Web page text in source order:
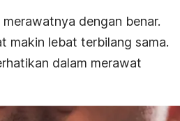
dengan benar.
makin lebat terbilang sama.
dalam merawat